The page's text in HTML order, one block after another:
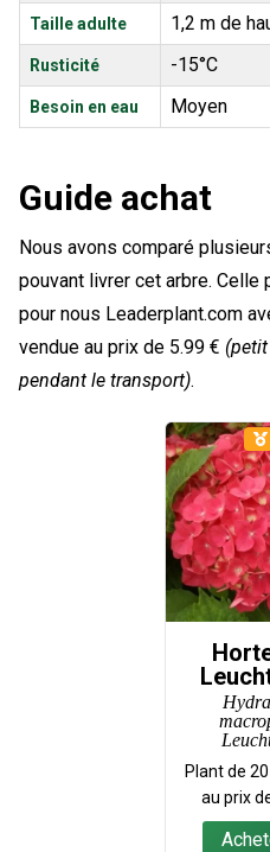
Taille adulte 1,2 m de
Rusticité -15°C
Besoin en eau Moyen
Guide achat
Nous avons comparé
pouvant livrer cet arbre.
pour nous Leaderplant.com
vendue au prix de 5.99 €
pendant le transport).
Plant de 20
au prix